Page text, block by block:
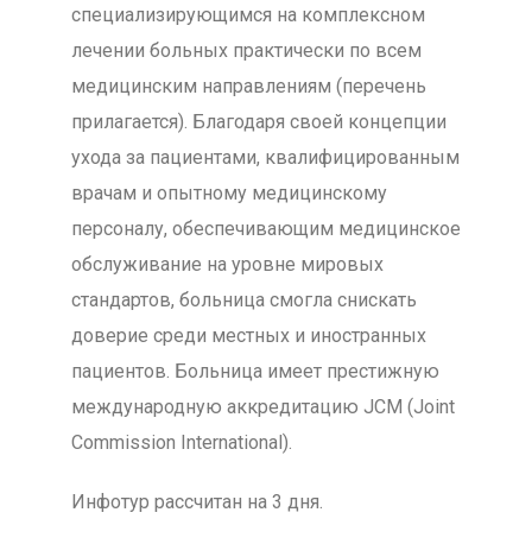
специализирующимся на комплексном
лечении больных практически по всем
медицинским направлениям (перечень
прилагается). Благодаря своей концепции
ухода за пациентами, квалифицированным
врачам и опытному медицинскому
персоналу, обеспечивающим медицинское
обслуживание на уровне мировых
стандартов, больница смогла снискать
доверие среди местных и иностранных
пациентов. Больница имеет престижную
международную аккредитацию JCM (Joint
Commission International).
Инфотур рассчитан на 3 дня.